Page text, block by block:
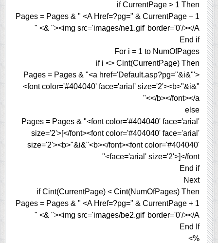
if CurrentPage > 1 Then
Pages = Pages & " <A Href=?pg=" & CurrentPage – 1
& "><img src='images/ne1.gif' border='0'/></A> "
End if
For i = 1 to NumOfPages
if i <> Cint(CurrentPage) Then
Pages = Pages & "<a href='Default.asp?pg="&i&"'>
<font color='#404040' face='arial' size='2'><b>"&i&"
</b></font></a>"
else
Pages = Pages & "<font color='#404040' face='arial'
size='2'>[</font><font color='#404040' face='arial'
size='2'><b>"&i&"<b></font><font color='#404040'
face='arial' size='2'>]</font>"
End if
Next
if Cint(CurrentPage) < Cint(NumOfPages) Then
Pages = Pages & " <A Href=?pg=" & CurrentPage + 1
& "><img src='images/be2.gif' border='0'/></A> "
End If
%>